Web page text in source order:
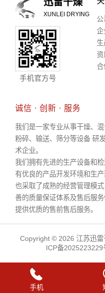
XUNLEI DRYING
手机官方号
企
资
合
诚信 · 创新 · 服务
我们是一家专业从事干燥、混
粉碎、输送、筛分等设备 研
术企业。
我们拥有先进的生产设备和
有优良的产品开发环境和生
也采取了成熟的经营管理模
善的质量保证体系及售后服
提供优质的售前售后服务。
Copyright © 2026 江苏迅
ICP备2025223229
手机